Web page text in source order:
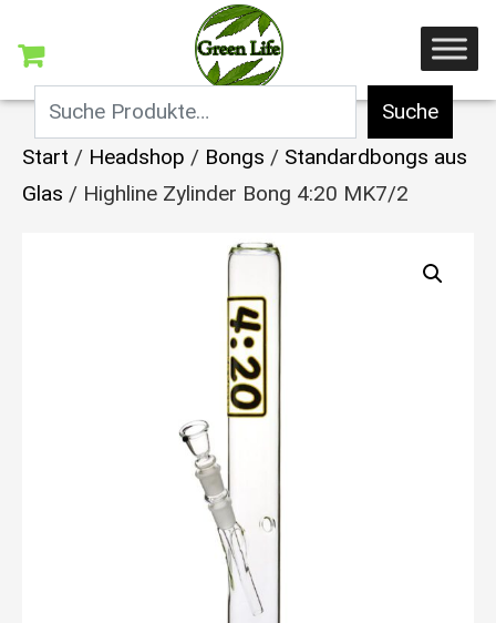
Suche
Start / Headshop / Bongs / Standardbongs aus
Glas / Highline Zylinder Bong 4:20 MK7/2